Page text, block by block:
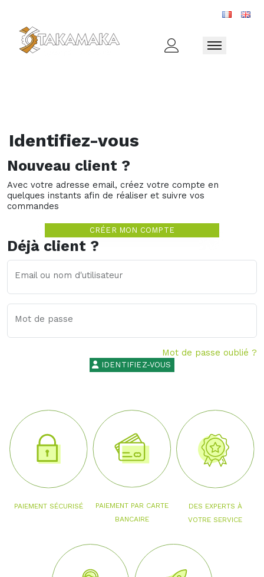
Toggle
Identifiez-vous
Nouveau client ?
Avec votre adresse email, créez votre compte en
quelques instants afin de réaliser et suivre vos
commandes
CRÉER MON COMPTE
Déjà client ?
Email ou nom d'utilisateur
Mot de passe
Mot de passe oublié ?
IDENTIFIEZ-VOUS
PAIEMENT SÉCURISÉ
PAIEMENT PAR CARTE
BANCAIRE
DES EXPERTS À
VOTRE SERVICE